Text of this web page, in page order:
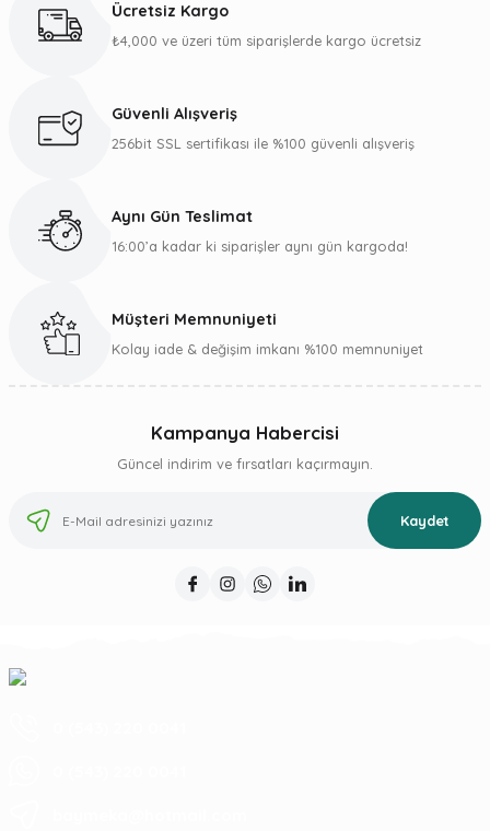
Görüş ve önerileriniz için teşekkür ederiz.
Ürün bilgilerinde hatalar bulunuyor.
Gönder
Ücretsiz Kargo
₺4,000 ve üzeri tüm siparişlerde kargo ücretsiz
Güvenli Alışveriş
256bit SSL sertifikası ile %100 güvenli alışveriş
Aynı Gün Teslimat
16:00’a kadar ki siparişler aynı gün kargoda!
Müşteri Memnuniyeti
Kolay iade & değişim imkanı %100 memnuniyet
Kampanya Habercisi
Güncel indirim ve fırsatları kaçırmayın.
Kaydet